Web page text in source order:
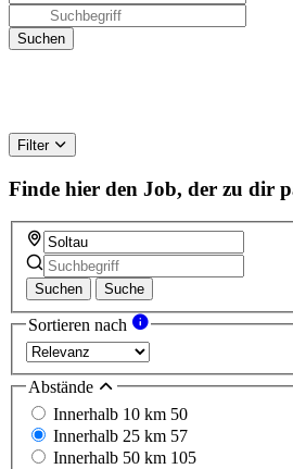
Filter
Finde hier den Job, der zu dir
Suchen Suche
Sortieren nach
Abstände
Innerhalb 10 km 50
Innerhalb 25 km 57
Innerhalb 50 km 105